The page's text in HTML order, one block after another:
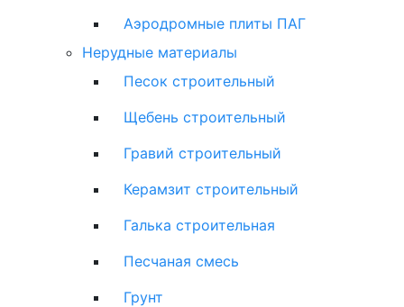
Аэродромные плиты ПАГ
Нерудные материалы
Песок строительный
Щебень строительный
Гравий строительный
Керамзит строительный
Галька строительная
Песчаная смесь
Грунт